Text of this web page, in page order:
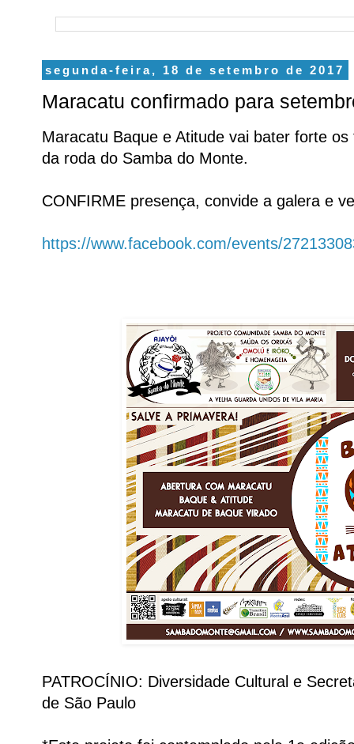
segunda-feira, 18 de setembro de 2017
Maracatu confirmado para
Maracatu Baque e Atitude vai bater forte
da roda do Samba do Monte.
CONFIRME presença, convide a galera e
https://www.facebook.com/events/
PATROCÍNIO: Diversidade Cultural e
de São Paulo